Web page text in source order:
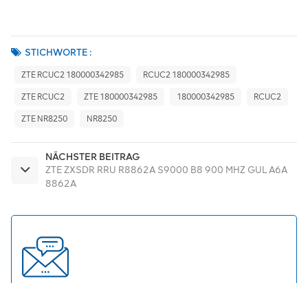
STICHWORTE :
ZTE RCUC2 180000342985 RCUC2 180000342985
ZTE RCUC2 ZTE 180000342985 180000342985 RCUC2
ZTE NR8250 NR8250
NÄCHSTER BEITRAG
ZTE ZXSDR RRU R8862A S9000 B8 900 MHZ GUL A6A
8862A